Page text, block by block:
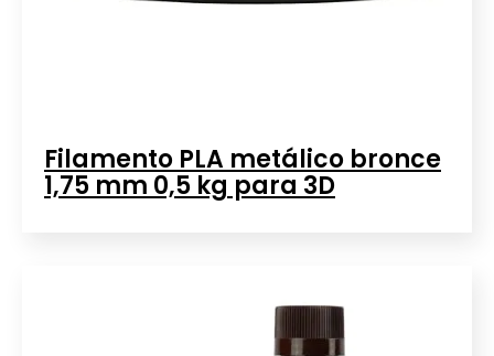
Filamento PLA metálico bronce
1,75 mm 0,5 kg para 3D